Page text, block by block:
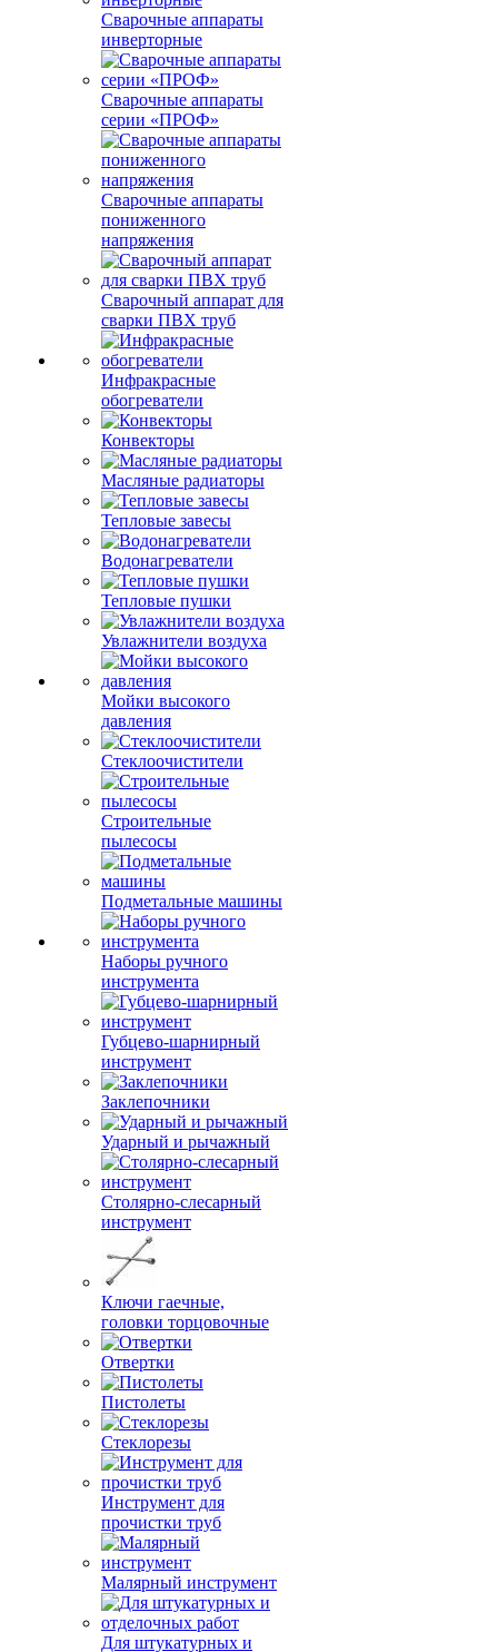
Сварочные аппараты
инверторные
Сварочные аппараты
серии «ПРОФ»
Сварочные аппараты
пониженного
напряжения
Сварочный аппарат для
сварки ПВХ труб
Инфракрасные
обогреватели
Конвекторы
Масляные радиаторы
Тепловые завесы
Водонагреватели
Тепловые пушки
Увлажнители воздуха
Мойки высокого
давления
Стеклоочистители
Строительные
пылесосы
Подметальные машины
Наборы ручного
инструмента
Губцево-шарнирный
инструмент
Заклепочники
Ударный и рычажный
Столярно-слесарный
инструмент
Ключи гаечные,
головки торцовочные
Отвертки
Пистолеты
Стеклорезы
Инструмент для
прочистки труб
Малярный инструмент
Для штукатурных и